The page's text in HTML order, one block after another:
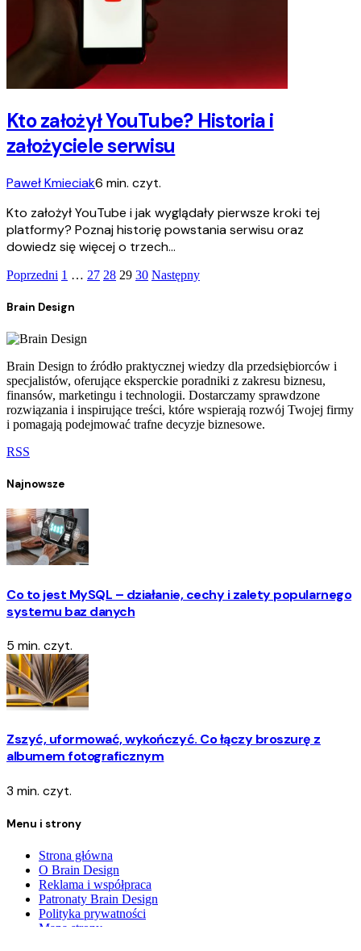
Kto założył YouTube? Historia i
założyciele serwisu
Paweł Kmieciak6 min. czyt.
Kto założył YouTube i jak wyglądały pierwsze kroki tej
platformy? Poznaj historię powstania serwisu oraz
dowiedz się więcej o trzech…
Poprzedni 1 … 27 28 29 30 Następny
Brain Design
Brain Design to źródło praktycznej wiedzy dla przedsiębiorców i
specjalistów, oferujące eksperckie poradniki z zakresu biznesu,
finansów, marketingu i technologii. Dostarczamy sprawdzone
rozwiązania i inspirujące treści, które wspierają rozwój Twojej firmy
i pomagają podejmować trafne decyzje biznesowe.
RSS
Najnowsze
Co to jest MySQL – działanie, cechy i zalety popularnego
systemu baz danych
5 min. czyt.
Zszyć, uformować, wykończyć. Co łączy broszurę z
albumem fotograficznym
3 min. czyt.
Menu i strony
Strona główna
O Brain Design
Reklama i współpraca
Patronaty Brain Design
Polityka prywatności
Mapa strony